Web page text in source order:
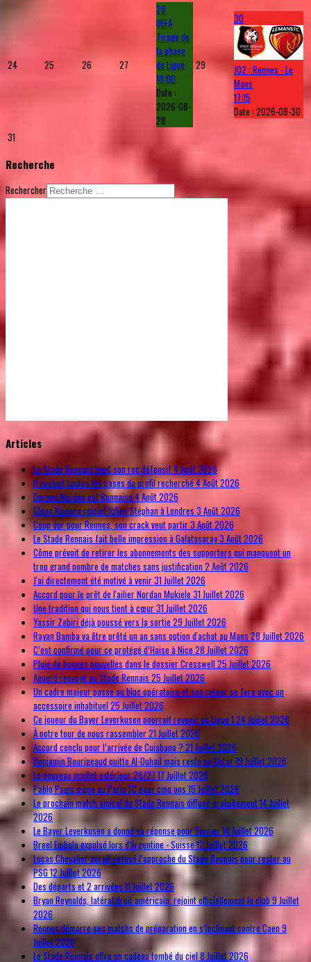
24 25 26 27
28
UEFA
Tirage de
la phase
de Ligue
18:00
Date :
2026-08-
28
29
30
J02 : Rennes - Le
Mans
17:15
Date :2026-08-30
31
Recherche
Rechercher
Joomla! 3 Modules- by VinaGecko.com
Articles
Le Stade Rennais tient son roc défensif 4 Août 2026
Il cochait toutes les cases du profil recherché4 Août 2026
Doreen Norden est Rennaise 4 Août 2026
Glenn Kamara rejoint Julien Stéphan à Londres 3 Août 2026
Coup dur pour Rennes, son crack veut partir3 Août 2026
Le Stade Rennais fait belle impression à Galatasaray3 Août 2026
Côme prévoit de retirer les abonnements des supporters qui manquent un
trop grand nombre de matches sans justification 2 Août 2026
J'ai directement été motivé à venir31 Juillet 2026
Accord pour le prêt de l'ailier Nordan Mukiele 31 Juillet 2026
Une tradition qui nous tient à cœur31 Juillet 2026
Yassir Zabiri déjà poussé vers la sortie 29 Juillet 2026
Rayan Bamba va être prêté un an sans option d'achat au Mans 28 Juillet 2026
C’est confirmé pour ce protégé d’Haise à Nice 28 Juillet 2026
Pluie de bonnes nouvelles dans le dossier Cresswell25 Juillet 2026
Aguerd renvoyé au Stade Rennais 25 Juillet 2026
Un cadre majeur passe au bloc opératoire et son retour se fera avec un
accessoire inhabituel25 Juillet 2026
Ce joueur du Bayer Leverkusen pourrait revenir en Ligue 124 Juillet 2026
À notre tour de nous rassembler21 Juillet 2026
Accord conclu pour l’arrivée de Cuiabano ? 21 Juillet 2026
Benjamin Bourigeaud quitte Al-Duhail mais reste au Qatar19 Juillet 2026
Le nouveau maillot extérieur 26/2717 Juillet 2026
Pablo Pagis signe au Paris FC pour cinq ans 15 Juillet 2026
Le prochain match amical du Stade Rennais diffusé gratuitement14 Juillet
2026
Le Bayer Leverkusen a donné sa réponse pour Terrier14 Juillet 2026
Breel Embolo expulsé lors d’Argentine - Suisse12 Juillet 2026
Lucas Chevalier aurait refusé l’approche du Stade Rennais pour rester au
PSG12 Juillet 2026
Des départs et 2 arrivées 11 Juillet 2026
Bryan Reynolds, latéral droit américain, rejoint officiellement le club9 Juillet
2026
Rennes démarre ses matchs de préparation en s’inclinant contre Caen9
Juillet 2026
Le Stade Rennais offre un cadeau tombé du ciel8 Juillet 2026